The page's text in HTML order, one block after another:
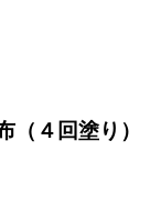
（４回塗り）